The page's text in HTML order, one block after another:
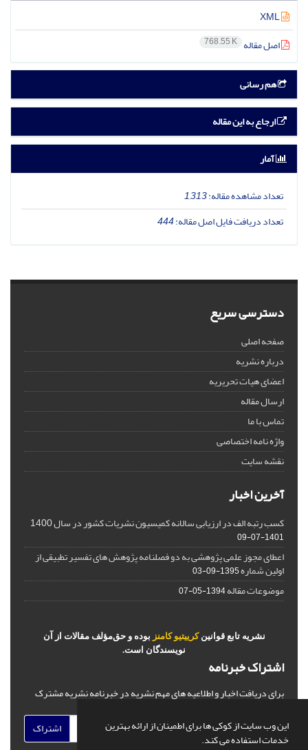
این وب سایت از کوکی ها برای اطمینان از ارائه بهترین
خدمات استفاده می کند.
اصل مقاله 768.55 K
هم رسانی
ارجاع به این مقاله
آمار
تعداد مشاهده مقاله:1,313
تعداد دریافت فایل اصل مقاله:444
دسترسی سریع
صفحه اصلی
درباره نشریه
اعضای هیات تحریریه
ارسال مقاله
تماس با ما
واژه نامه اختصاصی
نقشه سایت
آخرین اخبار
کسب رتبه الف در ارزیابی سالانه کمیسیون نشریات کشور در سال 1400
1401-07-09
اعطای مجوز علمی پژوهشی به دو فصلنامه پژوهش های تفسیر تطبیقی از
اولین شماره1395-09-03
موضوعات مقاله1394-05-07
نشریه تابع قوانین کرییتیو کامنز بوده و حق‌مؤلف مقالات از آن
نویسندگان است.
اشتراک خبرنامه
برای دریافت اخبار و اطلاعیه های مهم نشریه در خبرنامه نشریه مشترک
اشتراک